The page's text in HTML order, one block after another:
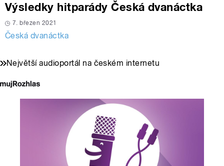
Výsledky hitparády Česká dvanáctka
7. březen 2021
Česká dvanáctka
Největší audioportál na českém internetu